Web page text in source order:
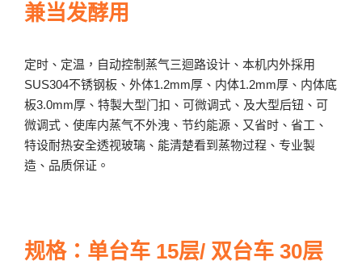
兼当发酵用
定时、定温，自动控制蒸气三迴路设计、本机内外採用
SUS304不锈钢板、外体1.2mm厚、内体1.2mm厚、内体底
板3.0mm厚、特製大型门扣、可微调式、及大型后钮、可
微调式、使库内蒸气不外洩、节约能源、又省时、省工、
特设耐热安全透视玻璃、能清楚看到蒸物过程、专业製
造、品质保证。
规格：单台车 15层/ 双台车 30层